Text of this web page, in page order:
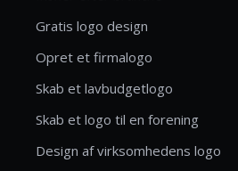
Gratis logo design
Opret et firmalogo
Skab et lavbudgetlogo
Skab et logo til en forening
Design af virksomhedens logo